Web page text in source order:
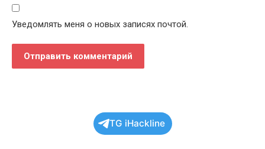
Уведомлять меня о новых записях почтой.
TG iHackline